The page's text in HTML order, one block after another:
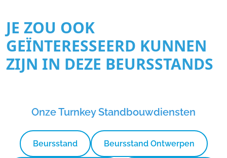
JE ZOU OOK
GEÏNTERESSEERD KUNNEN
ZIJN IN DEZE BEURSSTANDS
Onze Turnkey Standbouwdiensten
Beursstand Beursstand Ontwerpen